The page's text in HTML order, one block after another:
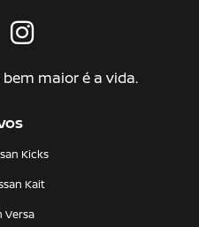
bem maior é a vida.
Kicks
Kait
Versa